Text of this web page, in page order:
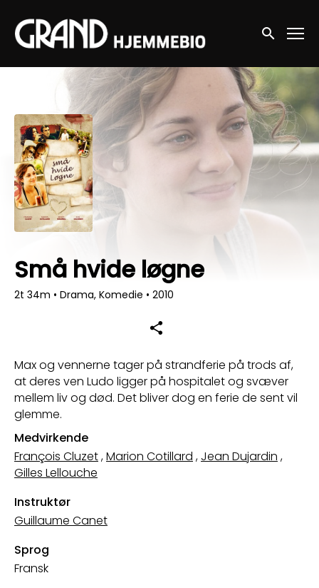
Accessibility Links
Søg nu
Små hvide løgne
2t 34m • Drama, Komedie • 2010
Max og vennerne tager på strandferie på trods af,
at deres ven Ludo ligger på hospitalet og svæver
mellem liv og død. Det bliver dog en ferie de sent vil
glemme.
Medvirkende
François Cluzet,Marion Cotillard , Jean Dujardin ,
Gilles Lellouche
Instruktør
Guillaume Canet
Sprog
Fransk